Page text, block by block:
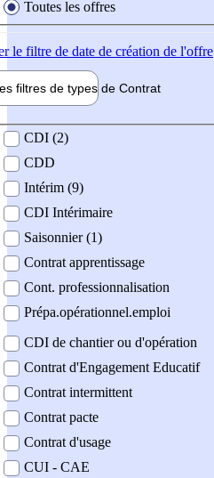
Toutes les offres
le filtre de date de création de l'offre
filtres de types de Contrat
contrat
CDI (2)
CDD
Intérim (9)
CDI Intérimaire
Saisonnier (1)
Contrat apprentissage
Cont. professionnalisation
Prépa.opérationnel.emploi
CDI de chantier ou d'opération
Contrat d'Engagement Educatif
Contrat intermittent
Contrat pacte
Contrat d'usage
CUI - CAE